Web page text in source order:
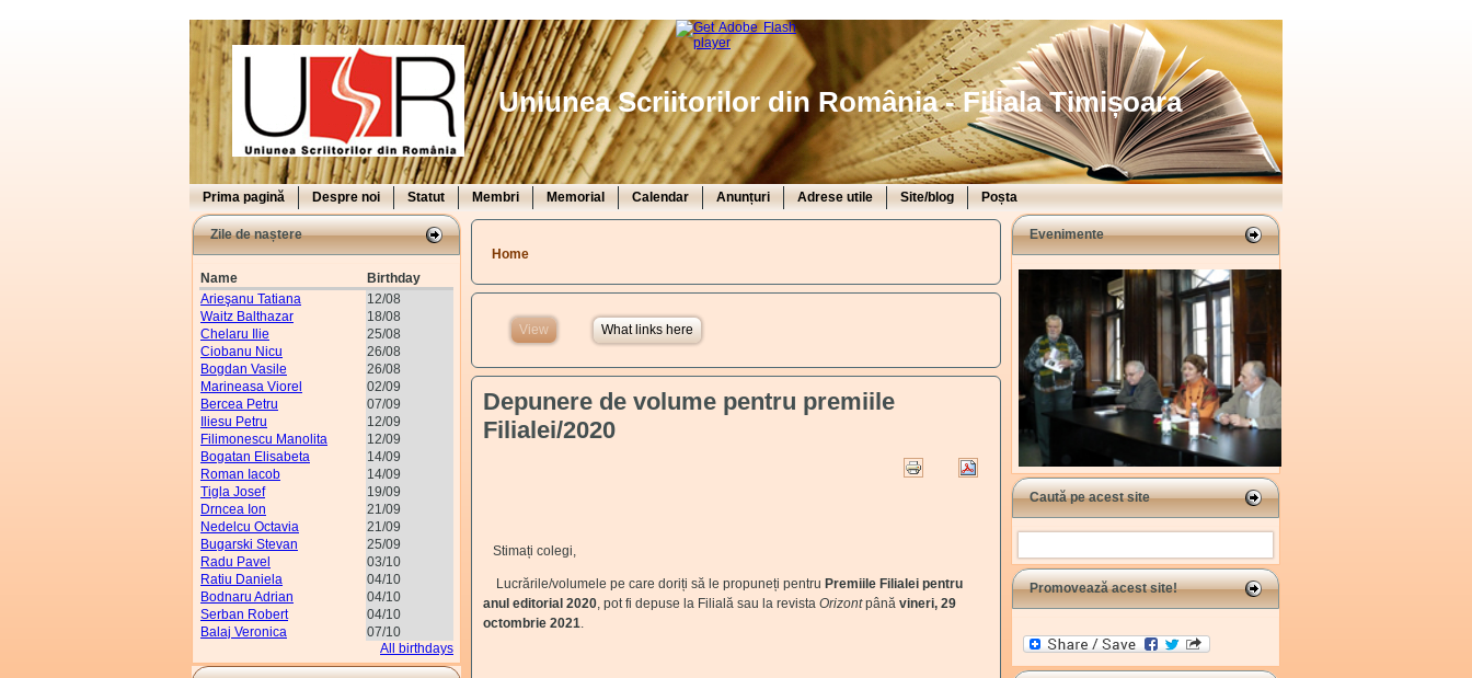
Uniunea Scriitorilor din România - Filiala Timișoara
Prima pagină Despre noi Statut Membri Memorial Calendar Anunțuri Adrese utile Site/blog Poșta
Zile de naștere
Name
Birthday
Arieşanu Tatiana
12/08
Waitz Balthazar
18/08
Chelaru Ilie
25/08
Ciobanu Nicu
26/08
Bogdan Vasile
26/08
Marineasa Viorel
02/09
Bercea Petru
07/09
Iliesu Petru
12/09
Filimonescu Manolita
12/09
Bogatan Elisabeta
14/09
Roman Iacob
14/09
Tigla Josef
19/09
Drncea Ion
21/09
Nedelcu Octavia
21/09
Bugarski Stevan
25/09
Radu Pavel
03/10
Ratiu Daniela
04/10
Bodnaru Adrian
04/10
Serban Robert
04/10
Balaj Veronica
07/10
All birthdays
You are here
Home
View (active tab)What links here
Depunere de volume pentru premiile
Filialei/2020
Stimați colegi,
Lucrările/volumele pe care doriți să le propuneți pentru Premiile Filialei pentru
anul editorial 2020, pot fi depuse la Filială sau la revista Orizontpână vineri, 29
octombrie 2021.
Evenimente
Caută pe acest site
Search
Promovează acest site!